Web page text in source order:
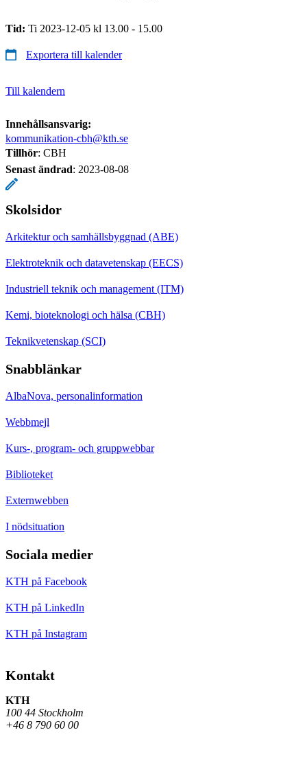
Tid: Ti 2023-12-05 kl 13.00 - 15.00
Exportera till kalender
Till kalendern
Innehållsansvarig:
kommunikation-cbh@kth.se
Tillhör: CBH
Senast ändrad: 2023-08-08
Skolsidor
Arkitektur och samhällsbyggnad (ABE)
Elektroteknik och datavetenskap (EECS)
Industriell teknik och management (ITM)
Kemi, bioteknologi och hälsa (CBH)
Teknikvetenskap (SCI)
Snabblänkar
AlbaNova, personalinformation
Webbmejl
Kurs-, program- och gruppwebbar
Biblioteket
Externwebben
I nödsituation
Sociala medier
KTH på Facebook
KTH på LinkedIn
KTH på Instagram
Kontakt
KTH
100 44 Stockholm
+46 8 790 60 00